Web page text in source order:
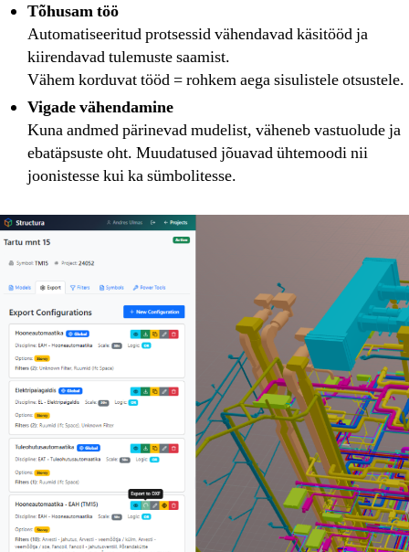
Tõhusam töö
Automatiseeritud protsessid vähendavad käsitööd ja
kiirendavad tulemuste saamist.
Vähem korduvat tööd = rohkem aega sisulistele otsustele.
Vigade vähendamine
Kuna andmed pärinevad mudelist, väheneb vastuolude ja
ebatäpsuste oht. Muudatused jõuavad ühtemoodi nii
joonistesse kui ka sümbolitesse.